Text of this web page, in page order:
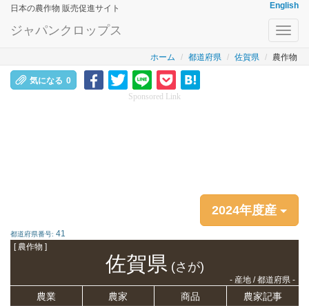
日本の農作物 販売促進サイト English
ジャパンクロップス
ホーム 都道府県 佐賀県 農作物
気になる 0
Sponsored Link
2024年度産
都道府県番号: 41
[ 農作物 ]
佐賀県(さが)
- 産地 / 都道府県 -
農業 農家 商品
農家記事